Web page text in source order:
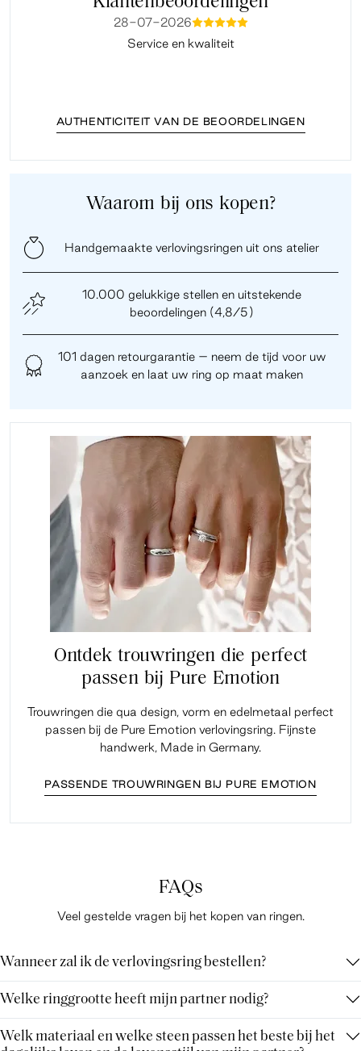
28-07-2026mmmmm
Service en kwaliteit
AUTHENTICITEIT VAN DE BEOORDELINGEN
Waarom bij ons kopen?
Handgemaakte verlovingsringen uit ons atelier
10.000 gelukkige stellen en uitstekende
beoordelingen (4,8/5)
101 dagen retourgarantie – neem de tijd voor uw
aanzoek en laat uw ring op maat maken
Ontdek trouwringen die perfect
passen bij Pure Emotion
Trouwringen die qua design, vorm en edelmetaal perfect
passen bij de Pure Emotion verlovingsring. Fijnste
handwerk, Made in Germany.
PASSENDE TROUWRINGEN BIJ PURE EMOTION
FAQs
Veel gestelde vragen bij het kopen van ringen.
Wanneer zal ik de verlovingsring bestellen?
Welke ringgrootte heeft mijn partner nodig?
Welk materiaal en welke steen passen het beste bij het